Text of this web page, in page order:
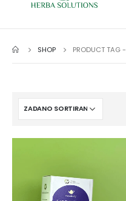
SHOP PRODUCT TAG -